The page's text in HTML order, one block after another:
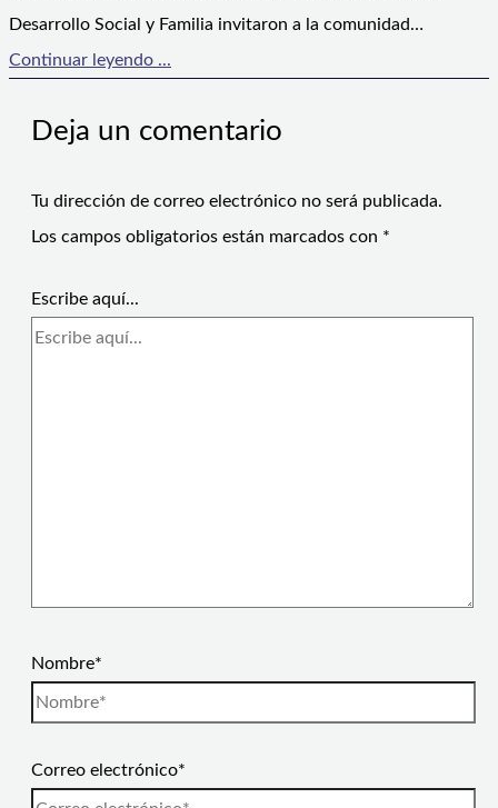
Desarrollo Social y Familia invitaron a la comunidad…
Continuar leyendo ...
Deja un comentario
Tu dirección de correo electrónico no será publicada.
Los campos obligatorios están marcados con *
Escribe aquí...
Nombre*
Correo electrónico*